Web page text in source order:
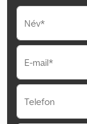
Név*
E-mail*
Telefon